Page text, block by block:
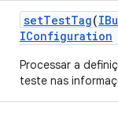
setTestTag(
IConfiguration
Processar a
teste nas